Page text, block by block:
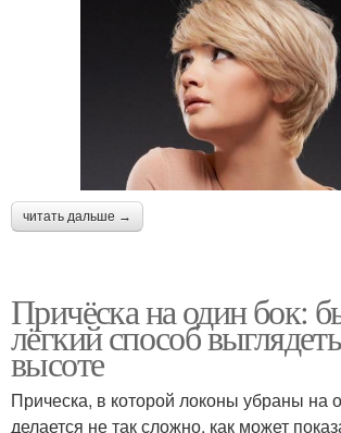
читать дальше →
Причёска на один бок:
лёгкий способ
высоте
Прическа, в которой локоны убраны на
делается не так сложно, как может